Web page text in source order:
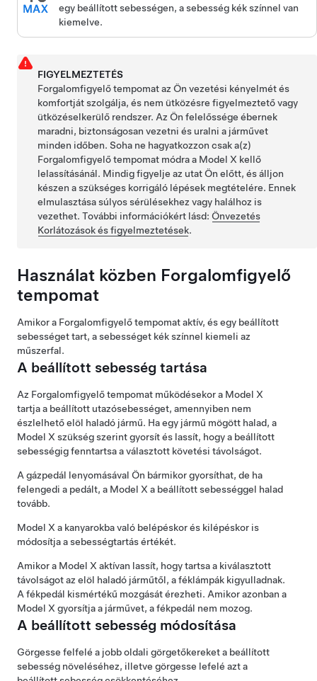
egy beállított sebességen, a sebesség kék színnel van
kiemelve.
FIGYELMEZTETÉS
Forgalomfigyelő tempomataz Ön vezetési kényelmét és
komfortját szolgálja, és nem ütközésre figyelmeztető vagy
ütközéselkerülő rendszer. Az Ön felelőssége ébernek
maradni, biztonságosan vezetni és uralni a járművet
minden időben. Soha ne hagyatkozzon csak a(z)
Forgalomfigyelő tempomat módra a Model X kellő
lelassításánál. Mindig figyelje az utat Ön előtt, és álljon
készen a szükséges korrigáló lépések megtételére. Ennek
elmulasztása súlyos sérülésekhez vagy halálhoz is
vezethet. További információkért lásd:Önvezetés
Korlátozások és figyelmeztetések.
Használat közben Forgalomfigyelő
tempomat
Amikor a Forgalomfigyelő tempomataktív, és egy beállított
sebességet tart, a sebességet kék színnel kiemeli az
műszerfal.
A beállított sebesség tartása
Az Forgalomfigyelő tempomat működésekor a Model X
tartja a beállított utazósebességet, amennyiben nem
észlelhető elöl haladó jármű. Ha egy jármű mögött halad, a
Model X szükség szerint gyorsít és lassít, hogy a beállított
sebességig fenntartsa a választott követési távolságot.
A gázpedál lenyomásával Ön bármikor gyorsíthat, de ha
felengedi a pedált, a Model X a beállított sebességgel halad
tovább.
Model X a kanyarokba való belépéskor és kilépéskor is
módosítja a sebességtartás értékét.
Amikor a Model X aktívan lassít, hogy tartsa a kiválasztott
távolságot az elöl haladó járműtől, a féklámpák kigyulladnak.
A fékpedál kismértékű mozgását érezheti. Amikor azonban a
Model X gyorsítja a járművet, a fékpedál nem mozog.
A beállított sebesség módosítása
Görgesse felfelé a jobb oldali görgetőkereket a beállított
sebesség növeléséhez, illetve görgesse lefelé azt a